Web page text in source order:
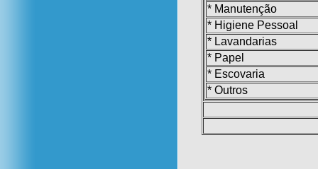
* Manutenção
* Higiene Pessoal
* Lavandarias
* Papel
* Escovaria
* Outros